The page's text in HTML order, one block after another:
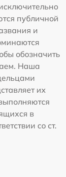
публичной
и
обозначить
Наша
их
в
со ст.